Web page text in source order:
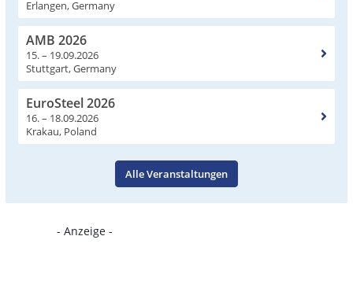
Erlangen, Germany
AMB 2026
15. – 19.09.2026
Stuttgart, Germany
EuroSteel 2026
16. – 18.09.2026
Krakau, Poland
Alle Veranstaltungen
- Anzeige -